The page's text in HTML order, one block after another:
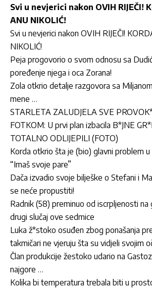
Svi u nevjerici nakon OVIH RIJEČI!
ANU NIKOLIĆ!
Svi u nevjerici nakon OVIH RIJEČI!
NIKOLIĆ!
Peja progovorio o svom odnosu sa
poređenje njega i oca Zorana!
Zola otkrio detalje razgovora sa
mene …
STARLETA ZALUDJELA SVE
FOTKOM: U prvi plan izbacila B*JNE
TOTALNO ODLIJEPILI (FOTO)
Korda otkrio šta je (bio) glavni problem
“Imaš svoje pare”
Dača izvadio svoje bilješke o Stefani i
se neće propustiti!
Radnik (58) preminuo od iscrpljenosti na
drugi slučaj ove sedmice
Luka ž*stoko osuđen zbog ponašanja
takmičari ne vjeruju šta su vidjeli svojim
Član produkcije žestoko udario na
najgore …
Kolika bi temperatura trebala biti u